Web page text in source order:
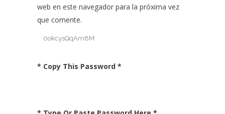
web en este navegador para la próxima vez
que comente.
* Copy This Password *